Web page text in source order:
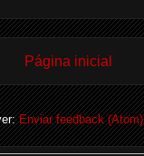
Página inicial
Enviar feedback (Atom)